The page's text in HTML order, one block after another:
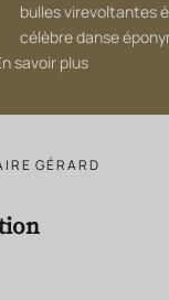
bulles virevoltantes
célèbre danse
savoir plus
GÉRARD